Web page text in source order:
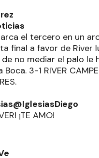
el tercero en un
final a favor de River
no mediar el palo le
3-1 RIVER
¡TE AMO!